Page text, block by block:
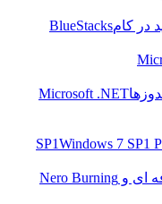
در کامBlueStacks
Microsoft .NET
Windows 7 SP1
Nero Burning